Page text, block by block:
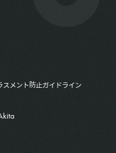
スメント防止ガイドライン